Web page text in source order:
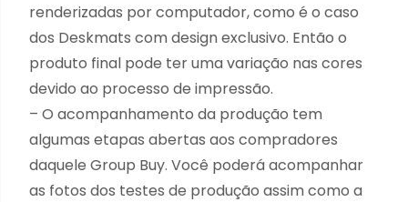
renderizadas por computador, como é o caso
dos Deskmats com design exclusivo. Então o
produto final pode ter uma variação nas cores
devido ao processo de impressão.
– O acompanhamento da produção tem
algumas etapas abertas aos compradores
daquele Group Buy. Você poderá acompanhar
as fotos dos testes de produção assim como a